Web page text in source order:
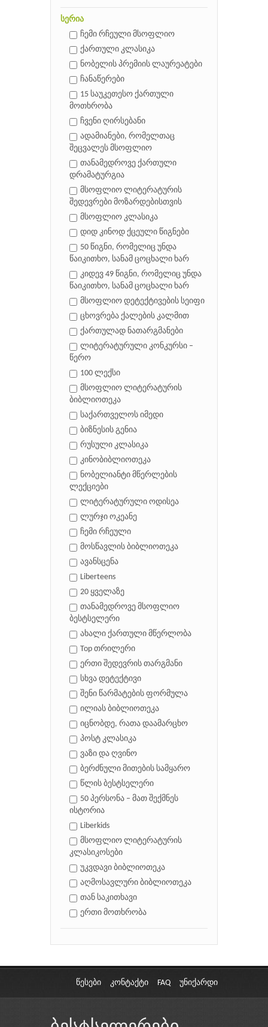
სერია
ჩემი რჩეული მსოფლიო
ქართული კლასიკა
ნობელის პრემიის ლაურეატები
ჩანაწერები
15 საუკეთესო ქართული
მოთხრობა
ჩვენი ღირსებანი
ადამიანები, რომელთაც
შეცვალეს მსოფლიო
თანამედროვე ქართული
დრამატურგია
მსოფლიო ლიტერატურის
შედევრები მოზარდებისთვის
მსოფლიო კლასიკა
დიდ კინოდ ქცეული წიგნები
50 წიგნი, რომელიც უნდა
წაიკითხო, სანამ ცოცხალი ხარ
კიდევ 49 წიგნი, რომელიც უნდა
წაიკითხო, სანამ ცოცხალი ხარ
მსოფლიო დეტექტივების სეიფი
ცხოვრება ქალების კალმით
ქართულად ნათარგმანები
ლიტერატურული კონკურსი –
წერო
100 ლექსი
მსოფლიო ლიტერატურის
ბიბლიოთეკა
საქართველოს იმედი
ბიზნესის გენია
რუსული კლასიკა
კინობიბლიოთეკა
ნობელიანტი მწერლების
ლექციები
ლიტერატურული ოდისეა
ლურჯი ოკეანე
ჩემი რჩეული
მოსწავლის ბიბლიოთეკა
ავანსცენა
Liberteens
20 ყველაზე
თანამედროვე მსოფლიო
ბესტსელერი
ახალი ქართული მწერლობა
Top თრილერი
ერთი შედევრის თარგმანი
სხვა დეტექტივი
შენი წარმატების ფორმულა
ილიას ბიბლიოთეკა
იცნობდე, რათა დაამარცხო
პოსტ კლასიკა
ვაზი და ღვინო
ბერძნული მითების სამყარო
წლის ბესტსელერი
50 პერსონა – მათ შექმნეს
ისტორია
Liberkids
მსოფლიო ლიტერატურის
კლასიკოსები
უკვდავი ბიბლიოთეკა
აღმოსავლური ბიბლიოთეკა
თან საკითხავი
ერთი მოთხრობა
წესები კონტაქტი FAQ უნიქარდი